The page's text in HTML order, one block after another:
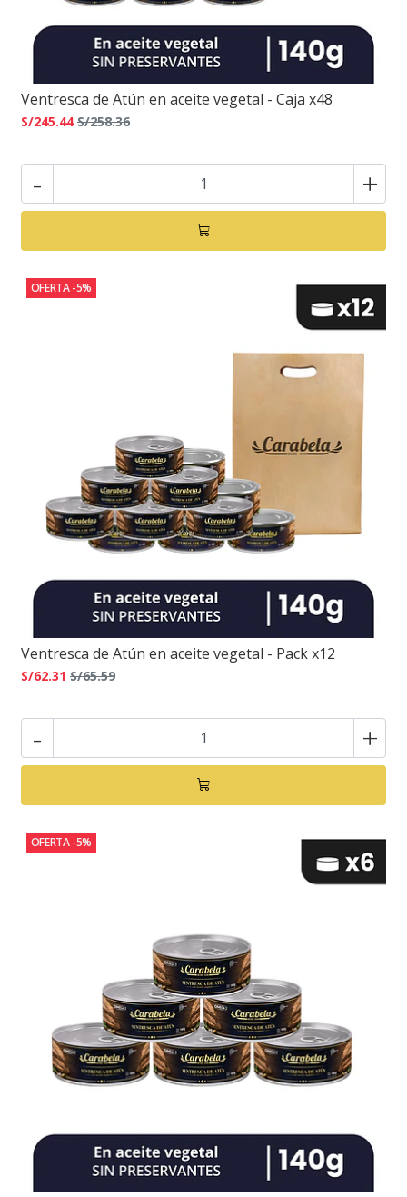
Ventresca de Atún en aceite vegetal - Caja x48
S/245.44 S/258.36
- +
OFERTA -5%
Ventresca de Atún en aceite vegetal - Pack x12
S/62.31 S/65.59
- +
OFERTA -5%